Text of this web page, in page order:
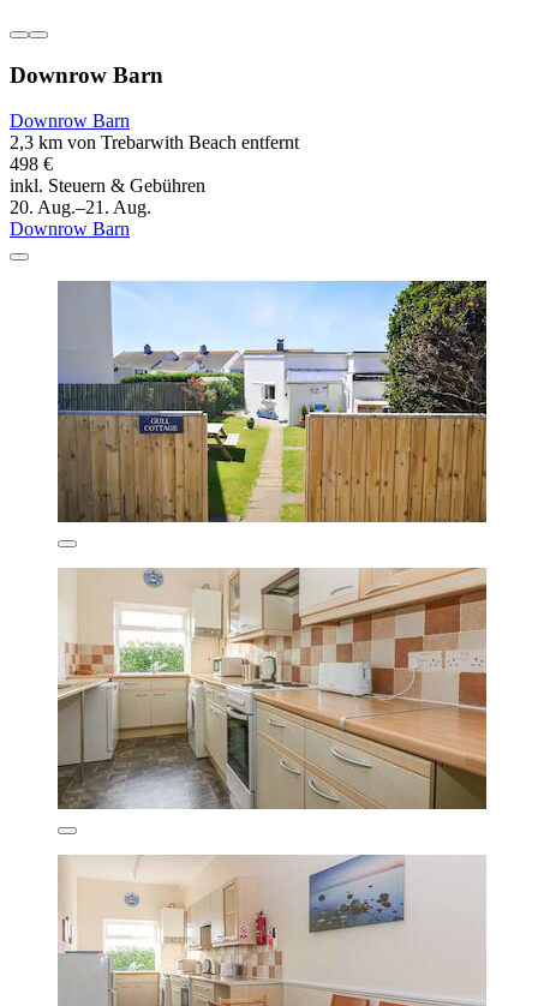
Downrow Barn
Downrow Barn
2,3 km von Trebarwith Beach entfernt
498 €
inkl. Steuern & Gebühren
20. Aug.–21. Aug.
Downrow Barn